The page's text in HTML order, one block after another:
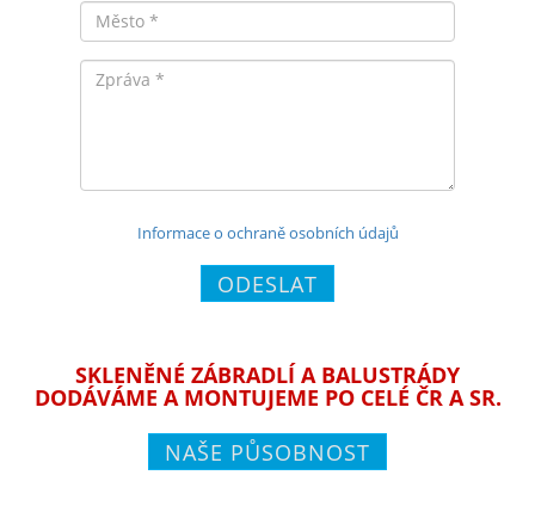
Informace o ochraně osobních údajů
ODESLAT
SKLENĚNÉ ZÁBRADLÍ A BALUSTRÁDY
DODÁVÁME A MONTUJEME PO CELÉ ČR A SR.
NAŠE PŮSOBNOST